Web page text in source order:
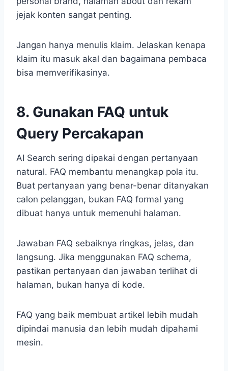
jejak konten sangat penting.
Jangan hanya menulis klaim. Jelaskan kenapa
klaim itu masuk akal dan bagaimana pembaca
bisa memverifikasinya.
8. Gunakan FAQ untuk
Query Percakapan
AI Search sering dipakai dengan pertanyaan
natural. FAQ membantu menangkap pola itu.
Buat pertanyaan yang benar-benar ditanyakan
calon pelanggan, bukan FAQ formal yang
dibuat hanya untuk memenuhi halaman.
Jawaban FAQ sebaiknya ringkas, jelas, dan
langsung. Jika menggunakan FAQ schema,
pastikan pertanyaan dan jawaban terlihat di
halaman, bukan hanya di kode.
FAQ yang baik membuat artikel lebih mudah
dipindai manusia dan lebih mudah dipahami
mesin.